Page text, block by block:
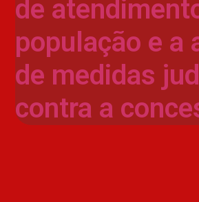
de
população e a
de medidas
contra a